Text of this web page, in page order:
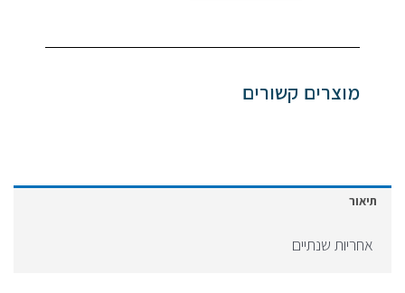
נטען
-
מוצרים קשורים
תיאור
אחריות שנתיים